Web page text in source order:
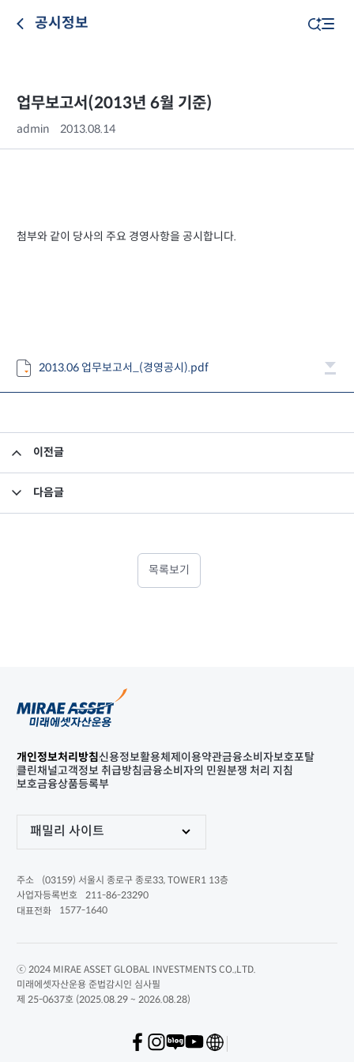
공시정보
업무보고서(2013년 6월 기준)
admin 2013.08.14
첨부와 같이 당사의 주요 경영사항을 공시합니다.
2013.06 업무보고서_(경영공시).pdf
이전글
다음글
목록보기
개인정보처리방침신용정보활용체제 이용약관금융소비자보호포탈
클린채널고객정보 취급방침금융소비자의 민원분쟁 처리 지침
보호금융상품등록부
패밀리 사이트
주소
(03159) 서울시 종로구 종로33, TOWER1 13층
사업자등록번호
211-86-23290
대표전화
1577-1640
ⓒ 2024 MIRAE ASSET GLOBAL INVESTMENTS CO.,LTD.
미래에셋자산운용 준법감시인 심사필
제 25-0637호 (2025.08.29 ~ 2026.08.28)